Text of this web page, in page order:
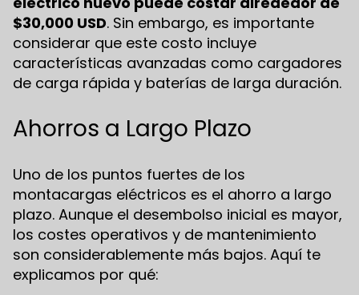
$30,000 USD. Sin embargo, es importante
considerar que este costo incluye
características avanzadas como cargadores
de carga rápida y baterías de larga duración.
Ahorros a Largo Plazo
Uno de los puntos fuertes de los
montacargas eléctricos es el ahorro a largo
plazo. Aunque el desembolso inicial es mayor,
los costes operativos y de mantenimiento
son considerablemente más bajos. Aquí te
explicamos por qué: